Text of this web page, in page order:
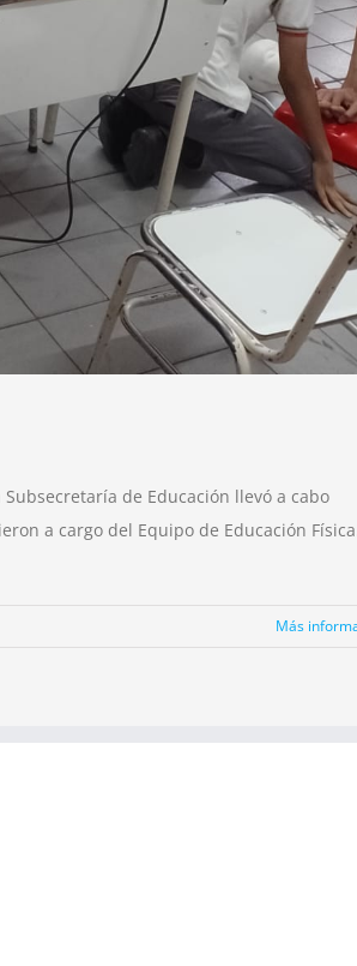
de Educación llevó a cabo
a cargo del Equipo de Educación
Más